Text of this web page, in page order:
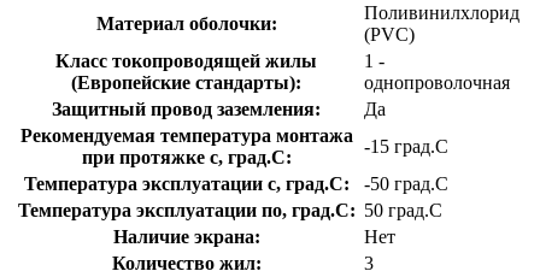
Материал оболочки:
Поливинилхлорид
(PVC)
Класс токопроводящей жилы
(Европейские стандарты):
1 -
однопроволочная
Защитный провод заземления:
Да
Рекомендуемая температура монтажа
при протяжке с, град.C:
-15 град.C
Температура эксплуатации с, град.C:
-50 град.C
Температура эксплуатации по, град.C: 50 град.C
Наличие экрана:
Нет
Количество жил:
3